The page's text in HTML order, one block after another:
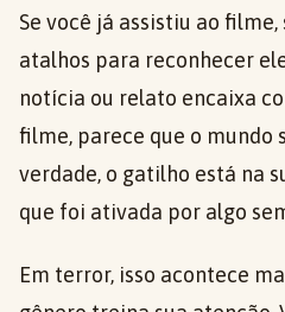
Se você já assistiu ao
atalhos para reconhecer
notícia ou relato encaixa
filme, parece que o mundo
verdade, o gatilho está na
que foi ativada por algo
Em terror, isso acontece